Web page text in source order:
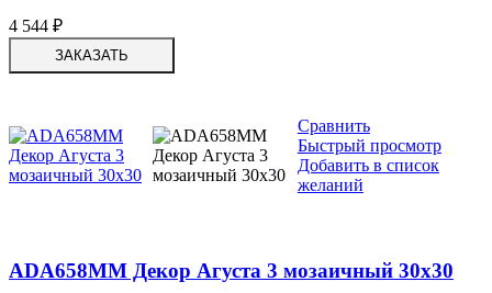
4 544 ₽
ЗАКАЗАТЬ
Сравнить
Быстрый просмотр
Добавить в список
желаний
ADA658MM Декор Агуста 3 мозаичный 30х30